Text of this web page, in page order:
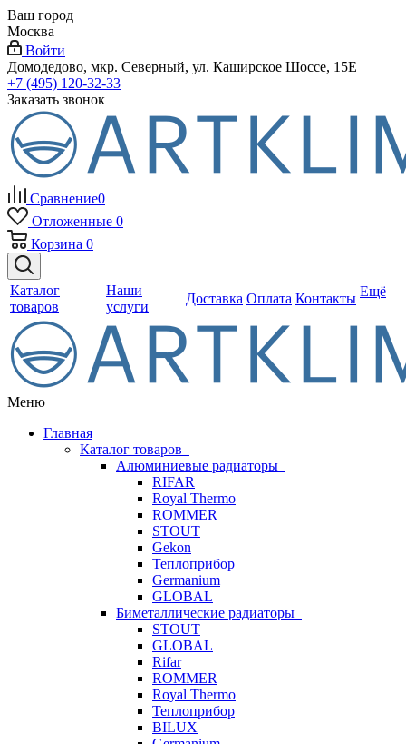
Ваш город
Москва
Войти
Домодедово, мкр. Северный, ул. Каширское Шоссе, 15Е
+7 (495) 120-32-33
Заказать звонок
Сравнение0
Отложенные 0
Корзина 0
Каталог
товаров
Наши
услуги
Доставка Оплата Контакты Ещё
Меню
Главная
Каталог товаров
Алюминиевые радиаторы
RIFAR
Royal Thermo
ROMMER
STOUT
Gekon
Теплоприбор
Germanium
GLOBAL
Биметаллические радиаторы
STOUT
GLOBAL
Rifar
ROMMER
Royal Thermo
Теплоприбор
BILUX